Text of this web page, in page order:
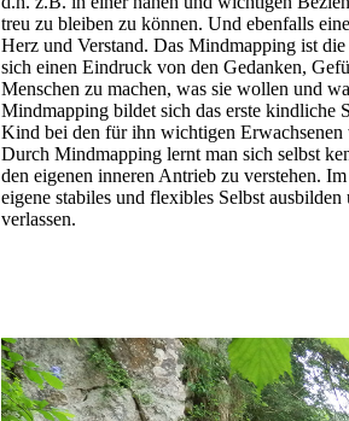
treu zu bleiben zu können. Und ebenfalls
Herz und Verstand. Das Mindmapping ist
sich einen Eindruck von den Gedanken,
Menschen zu machen, was sie wollen und
Mindmapping bildet sich das erste kindliche
Kind bei den für ihn wichtigen Erwachsenen
Durch Mindmapping lernt man sich selbst
den eigenen inneren Antrieb zu verstehen.
eigene stabiles und flexibles Selbst
verlassen.